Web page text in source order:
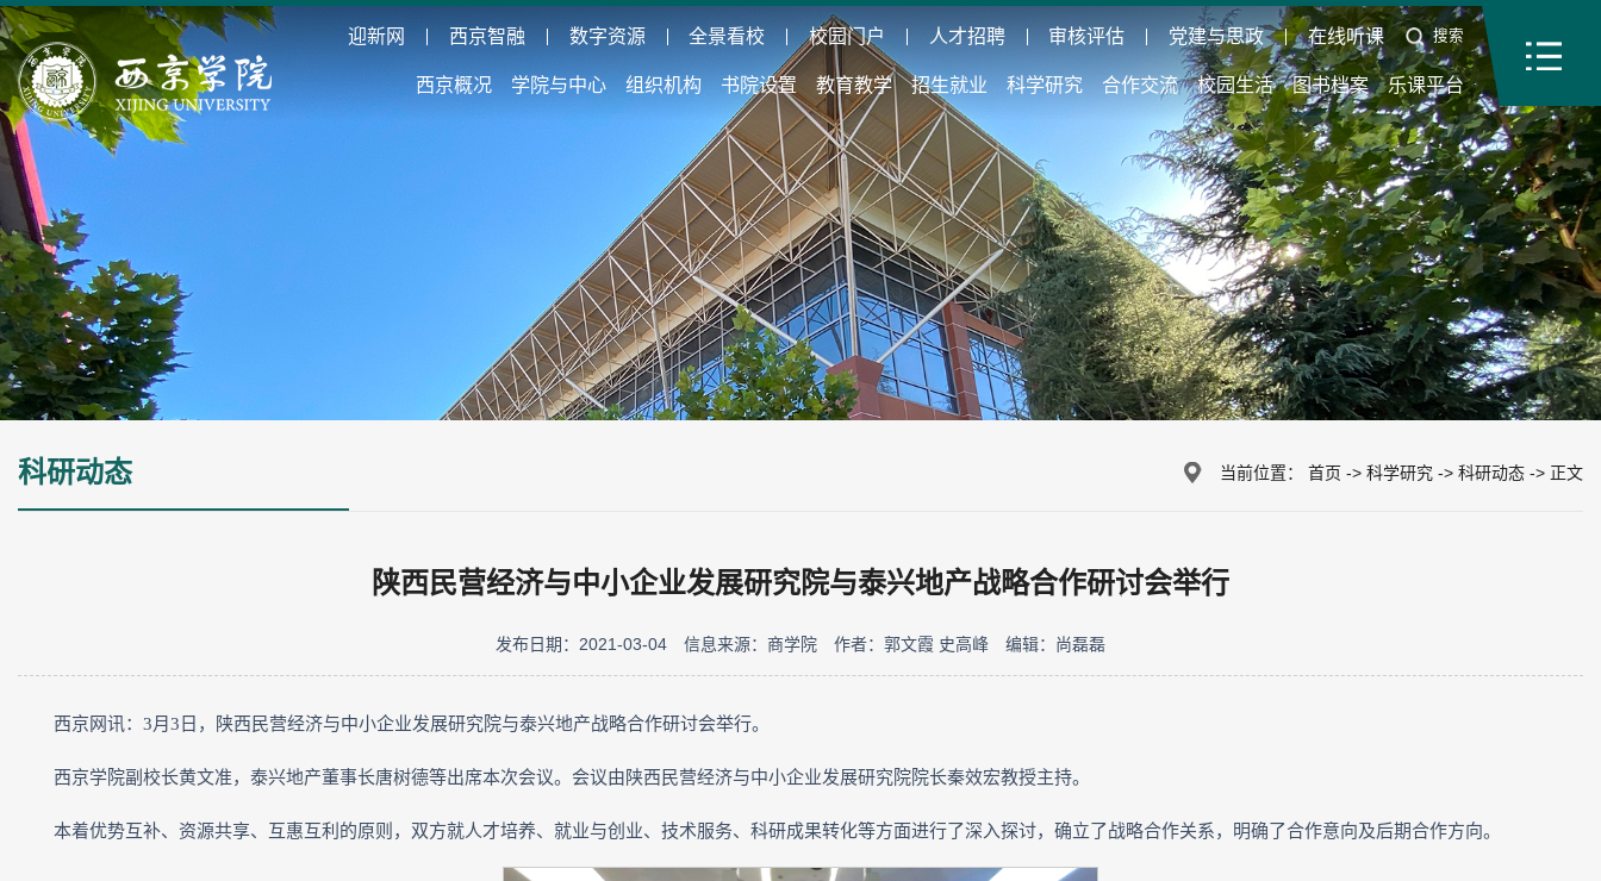
迎新网 西京智融 数字资源 全景看校 校园门户 人才招聘 审核评估 党建与思政 在线听课 搜索
西京概况 学院与中心 组织机构 书院设置 教育教学 招生就业 科学研究 合作交流 校园生活 图书档案 乐课平台
科研动态 当前位置： 首页 -> 科学研究 -> 科研动态 -> 正文
陕西民营经济与中小企业发展研究院与泰兴地产战略合作研讨会举行
发布日期：2021-03-04 信息来源：商学院 作者：郭文霞 史高峰 编辑：尚磊磊
西京网讯：3月3日，陕西民营经济与中小企业发展研究院与泰兴地产战略合作研讨会举行。
西京学院副校长黄文准，泰兴地产董事长唐树德等出席本次会议。会议由陕西民营经济与中小企业发展研究院院长秦效宏教授主持。
本着优势互补、资源共享、互惠互利的原则，双方就人才培养、就业与创业、技术服务、科研成果转化等方面进行了深入探讨，确立了战略合作关系，明确了合作意向及后期合作方向。